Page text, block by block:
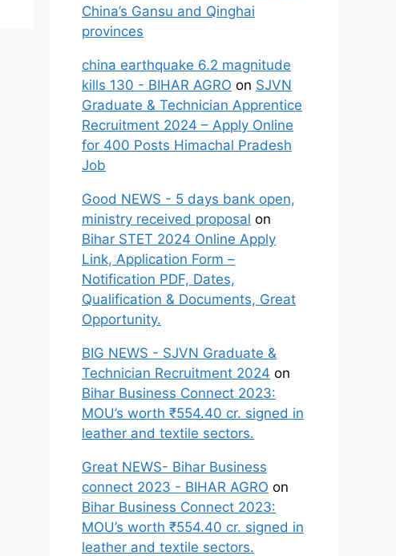
China’s Gansu and Qinghai
provinces
china earthquake 6.2 magnitude
kills 130 - BIHAR AGRO on SJVN
Graduate & Technician Apprentice
Recruitment 2024 – Apply Online
for 400 Posts Himachal Pradesh
Job
Good NEWS - 5 days bank open,
ministry received proposal on
Bihar STET 2024 Online Apply
Link, Application Form –
Notification PDF, Dates,
Qualification & Documents, Great
Opportunity.
BIG NEWS - SJVN Graduate &
Technician Recruitment 2024 on
Bihar Business Connect 2023:
MOU’s worth ₹554.40 cr. signed in
leather and textile sectors.
Great NEWS- Bihar Business
connect 2023 - BIHAR AGRO on
Bihar Business Connect 2023:
MOU’s worth ₹554.40 cr. signed in
leather and textile sectors.